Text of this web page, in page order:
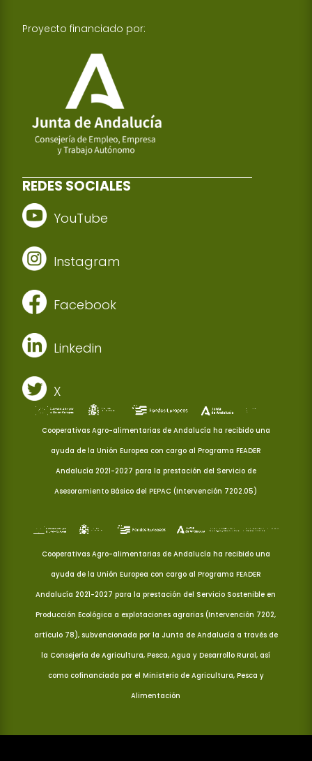
Proyecto financiado por:
REDES SOCIALES
YouTube
Instagram
Facebook
Linkedin
X
Cooperativas Agro-alimentarias de Andalucía ha recibido una
ayuda de la Unión Europea con cargo al Programa FEADER
Andalucía 2021-2027 para la prestación del Servicio de
Asesoramiento Básico del PEPAC (Intervención 7202.05)
Cooperativas Agro-alimentarias de Andalucía ha recibido una
ayuda de la Unión Europea con cargo al Programa FEADER
Andalucía 2021-2027 para la prestación del Servicio Sostenible en
Producción Ecológica a explotaciones agrarias (Intervención 7202,
artículo 78), subvencionada por la Junta de Andalucía a través de
la Consejería de Agricultura, Pesca, Agua y Desarrollo Rural, así
como cofinanciada por el Ministerio de Agricultura, Pesca y
Alimentación